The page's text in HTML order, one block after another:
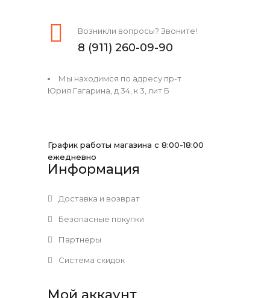
Возникли вопросы? Звоните!
8 (911) 260-09-90
Мы находимся по адресу пр-т
Юрия Гагарина, д 34, к 3, лит Б
График работы магазина с 8:00-18:00
ежедневно
Информация
Доставка и возврат
Безопасные покупки
Партнеры
Система скидок